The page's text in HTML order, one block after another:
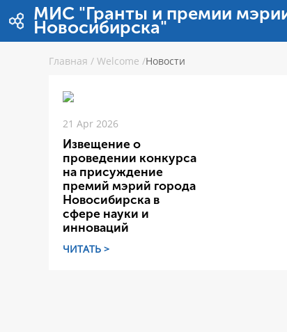
Skip to Content
МИС "Гранты и премии
Новосибирска"
Главная / Welcome /Новости
21 Apr 2026
Извещение о
проведении конкурса
на присуждение
премий мэрий города
Новосибирска в
сфере науки и
инноваций
ЧИТАТЬ >